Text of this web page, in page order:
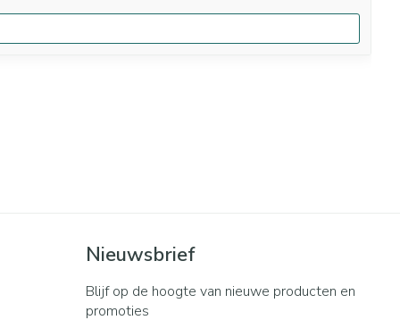
Nieuwsbrief
Blijf op de hoogte van nieuwe producten en
promoties